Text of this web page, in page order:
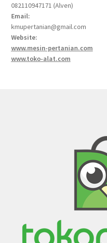
082110947171 (Alven)
Email:
kmupertanian@gmail.com
Website:
www.mesin-pertanian.com
www.toko-alat.com